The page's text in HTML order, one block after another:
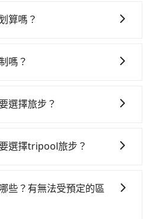
站後，步行進站、現場購票並
車站前排班的計程車，搭上小
花費為1,350元。不過彰化縣
到一輛小黃了，彰化縣少部分
時1小時44分鐘。選擇搭乘高
至少額外負擔130元車資，而
自己開車），最重要的是你
公里再額外加收$3.2，從花壇
元路邊停車費用預估進去，但
款，如果人數超過四位，更
門仍未被修理，每一次租車
，偶爾也會遇到明明已經預
算嗎？
如果在路邊攔不到車，也可考
但如改預約tripool可省高達
時叫到小黃的難度是台北或新
機不按錶計費，約有25%會
網預約，以免當場被坑受
嗎？
，無論是清明掃墓、包車旅
包月上下班，或者任何跨縣
於乘車後一週內寄出電子收
選擇旅步？
任何隱藏費用。此外，我們
選擇tripool旅步？
行選擇。此外，為確保您的
都是專業且可靠的職業駕
些？有無法受預定的區